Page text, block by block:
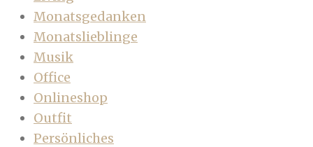
Monatsgedanken
Monatslieblinge
Musik
Office
Onlineshop
Outfit
Persönliches